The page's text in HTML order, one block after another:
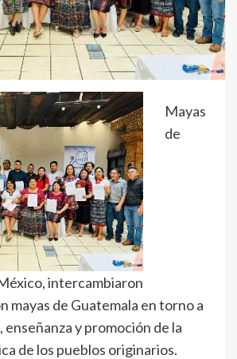
Mayas
de
intercambiaron
mayas de Guatemala en torno a
y promoción de la
de los pueblos originarios.